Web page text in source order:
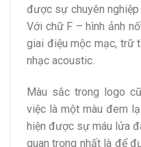
được sự chuyên
Với chữ F – hình ảnh
giai điệu mộc mạc, trữ
nhạc acoustic.
Màu sắc trong logo
việc là một màu đem
hiện được sự máu lửa
quan trọng nhất là để